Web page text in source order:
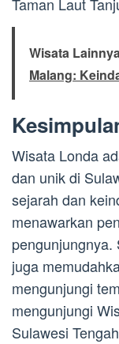
Taman Laut
Wisata
Malang:
Wisata Londa
dan unik di
sejarah dan
menawarkan
pengunjungnya.
juga
mengunjungi
mengunjungi
Sulawesi